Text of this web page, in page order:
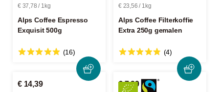
€ 37,78 / 1kg
Alps Coffee Espresso
Exquisit 500g
(16)
€ 23,56 / 1kg
Alps Coffee Filterkoffie
Extra 250g gemalen
(4)
€ 14,39 € 7,29